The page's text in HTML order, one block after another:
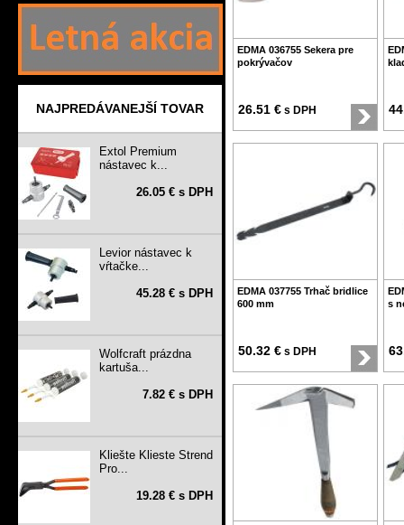
NAJPREDÁVANEJŠÍ TOVAR
Extol Premium
nástavec k...
26.05 € s DPH
Levior nástavec k
vŕtačke...
45.28 € s DPH
Wolfcraft prázdna
kartuša...
7.82 € s DPH
Kliešte Klieste Strend
Pro...
19.28 € s DPH
EDMA 036755 Sekera pre
pokrývačov
26.51 € s DPH
EDMA 037755 Trhač bridlice
600 mm
50.32 € s DPH
s